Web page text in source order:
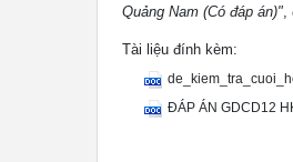
Quảng Nam (Có đáp án)",
Tài liệu đính kèm:
ĐÁP ÁN GDCD12